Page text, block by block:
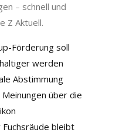
– schnell und
Z Aktuell.
Förderung soll
werden
Abstimmung
über die
Fuchsräude bleibt